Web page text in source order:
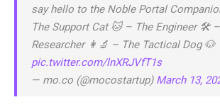
say hello to the Noble Portal
The Support Cat 🐱 – The Engineer 🛠️
Researcher 👩‍🔬 – The Tactical Dog 🐶
pic.twitter.com/lnXRJVfT1s
— mo.co (@mocostartup)March 13,